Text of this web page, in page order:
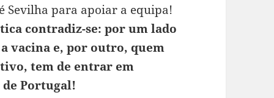
Sevilha para apoiar a equipa!
contradiz-se: por um lado
vacina e, por outro, quem
tem de entrar em
de Portugal!